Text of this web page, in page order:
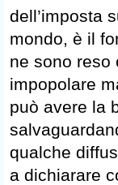
dell’imposta
mondo, è il
ne sono reso
impopolare
può avere la
qualche
a dichiarare